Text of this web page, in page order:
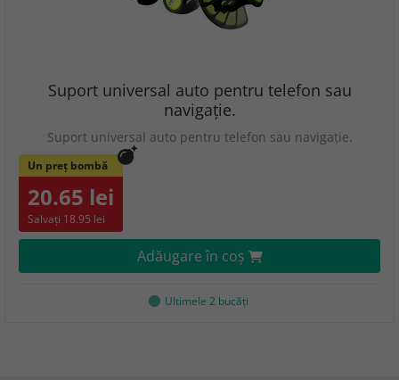
Suport universal auto pentru telefon sau
navigaţie.
Suport universal auto pentru telefon sau navigaţie.
Un preț bombă
20.65 lei
Salvați 18.95 lei
Adăugare în coş
Ultimele 2 bucăţi